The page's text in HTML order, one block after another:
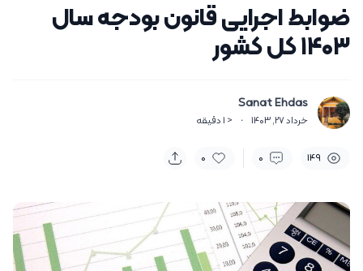
ضوابط اجرایی قانون بودجه سال
۱۴۰۳ کل کشور
Sanat Ehdas
خرداد 27, 1403 ·
< 1 دقیقه
149
0
0